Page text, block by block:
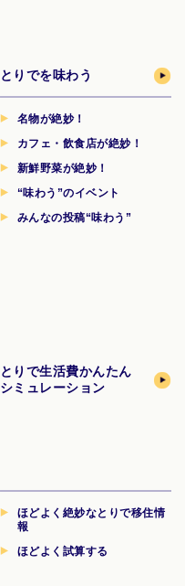
とりでを味わう
名物が絶妙！
カフェ・飲食店が絶妙！
新鮮野菜が絶妙！
“味わう”のイベント
みんなの投稿“味わう”
とりで生活費かんたん
シミュレーション
ほどよく絶妙なとりで移住情
報
ほどよく試算する